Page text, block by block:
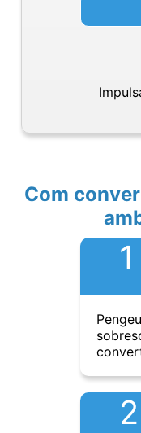
Com
1
2